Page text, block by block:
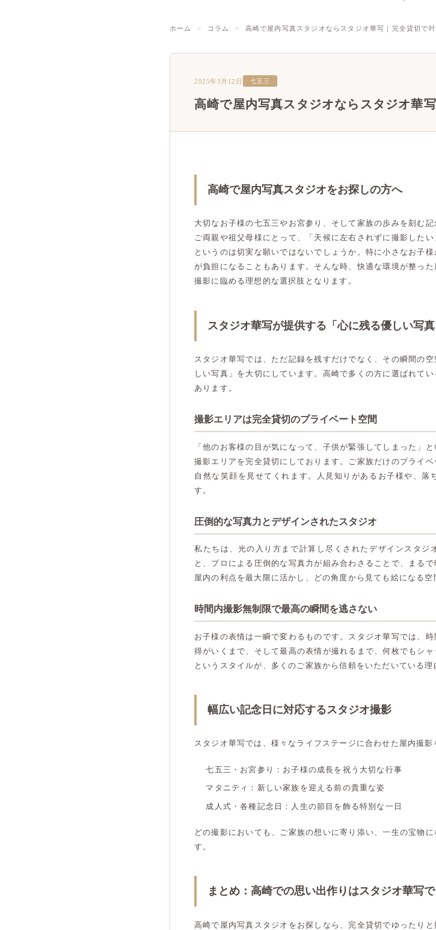
ホーム コラム 高崎で屋内写真スタジオならスタジオ華写｜完全貸切で
2025年3月12日 七五三
高崎で屋内写真スタジオならスタジオ華
高崎で屋内写真スタジオをお探しの方へ
大切なお子様の七五三やお宮参り、そして家族の歩みを刻む
ご両親や祖父母様にとって、「天候に左右されずに撮影した
というのは切実な願いではないでしょうか。特に小さなお子
が負担になることもあります。そんな時、快適な環境が整っ
撮影に臨める理想的な選択肢となります。
スタジオ華写が提供する「心に残る優しい写真
スタジオ華写では、ただ記録を残すだけでなく、その瞬間の
しい写真」を大切にしています。高崎で多くの方に選ばれて
あります。
撮影エリアは完全貸切のプライベート空間
「他のお客様の目が気になって、子供が緊張してしまった」
撮影エリアを完全貸切にしております。ご家族だけのプライ
自然な笑顔を見せてくれます。人見知りがあるお子様や、落
す。
圧倒的な写真力とデザインされたスタジオ
私たちは、光の入り方まで計算し尽くされたデザインスタジ
と、プロによる圧倒的な写真力が組み合わさることで、まる
屋内の利点を最大限に活かし、どの角度から見ても絵になる空
時間内撮影無制限で最高の瞬間を逃さない
お子様の表情は一瞬で変わるものです。スタジオ華写では、
得がいくまで、そして最高の表情が撮れるまで、何枚でもシ
というスタイルが、多くのご家族から信頼をいただいている理
幅広い記念日に対応するスタジオ撮影
スタジオ華写では、様々なライフステージに合わせた屋内撮影
七五三・お宮参り：お子様の成長を祝う大切な行事
マタニティ：新しい家族を迎える前の貴重な姿
成人式・各種記念日：人生の節目を飾る特別な一日
どの撮影においても、ご家族の想いに寄り添い、一生の宝物
す。
まとめ：高崎での思い出作りはスタジオ華写で
高崎で屋内写真スタジオをお探しなら、完全貸切でゆったり
大宮店
大宮店